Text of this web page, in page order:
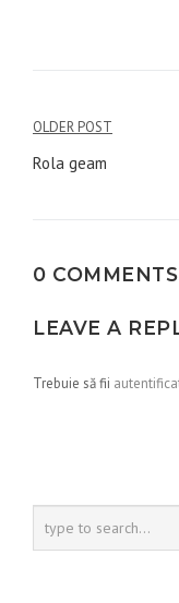
Navigare
în
OLDER POST
Rola geam
0 COMMENTS
LEAVE A
Trebuie să fii